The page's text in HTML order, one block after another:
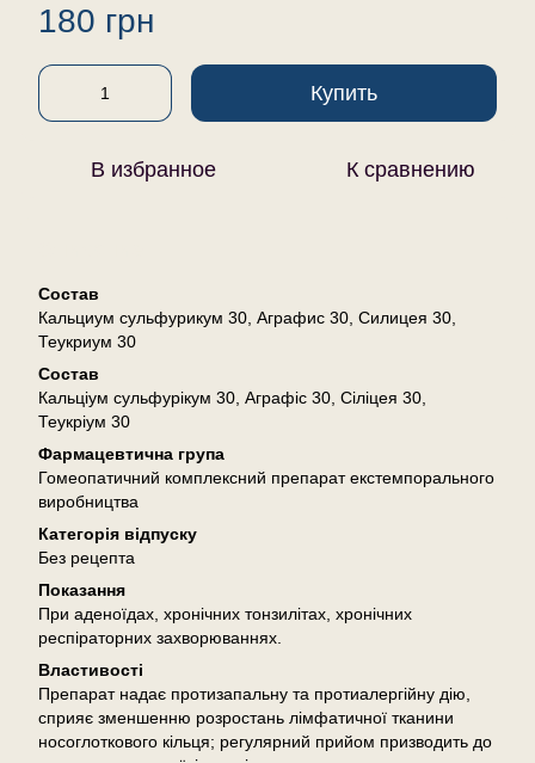
180 грн
Купить
В избранное К сравнению
Состав
Кальциум сульфурикум 30, Аграфис 30, Силицея 30,
Теукриум 30
Состав
Кальціум сульфурікум 30, Аграфіс 30, Сіліцея 30,
Теукріум 30
Фармацевтична група
Гомеопатичний комплексний препарат екстемпорального
виробництва
Категорія відпуску
Без рецепта
Показання
При аденоїдах, хронічних тонзилітах, хронічних
респіраторних захворюваннях.
Властивості
Препарат надає протизапальну та протиалергійну дію,
сприяє зменшенню розростань лімфатичної тканини
носоглоткового кільця; регулярний прийом призводить до